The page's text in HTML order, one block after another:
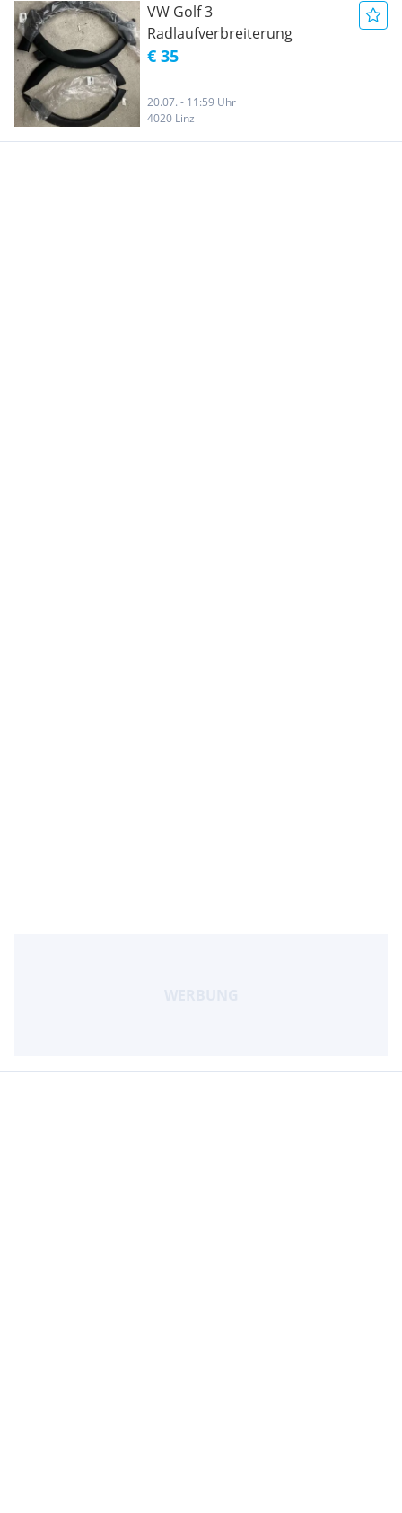
VW Golf 3
Radlaufverbreiterung
€ 35
20.07. - 11:59 Uhr
4020 Linz